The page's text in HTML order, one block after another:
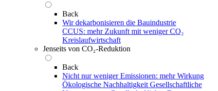
Back
Wir dekarbonisieren die Bauindustrie
CCUS: mehr Zukunft mit weniger CO₂
Kreislaufwirtschaft
Jenseits von CO₂-Reduktion
Back
Nicht nur weniger Emissionen: mehr Wirkung
Ökologische Nachhaltigkeit Gesellschaftliche